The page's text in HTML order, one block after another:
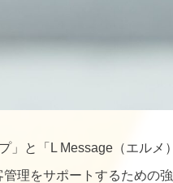
プ」と「L Message（エル
理をサポートするための強